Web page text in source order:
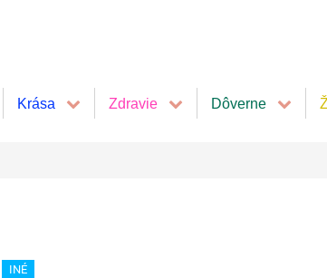
Krása Zdravie Dôverne
INÉ